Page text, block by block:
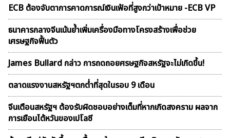
ECB ต้องจับตาการคาดการณ์เงินเฟ้อที่สูงกว่าเป้าหมาย -ECB VP
ธนาคารกลางจีนเน้นย้ำเพิ่มเครื่องมือทางโครงสร้างเพื่อช่วย
เศรษฐกิจฟื้นตัว
James Bullard กล่าว การถดถอยศรษฐกิจสหรัฐจะไม่เกิดขึ้น!
ตลาดเเรงงานสหรัฐฯตกต่ำที่สุดในรอบ 9 เดือน
จีนเตือนสหรัฐฯ ต้องรับผิดชอบอย่างเต็มที่หากเกิดสงคราม ผลจาก
การเยือนไต้หวันของเปโลซี